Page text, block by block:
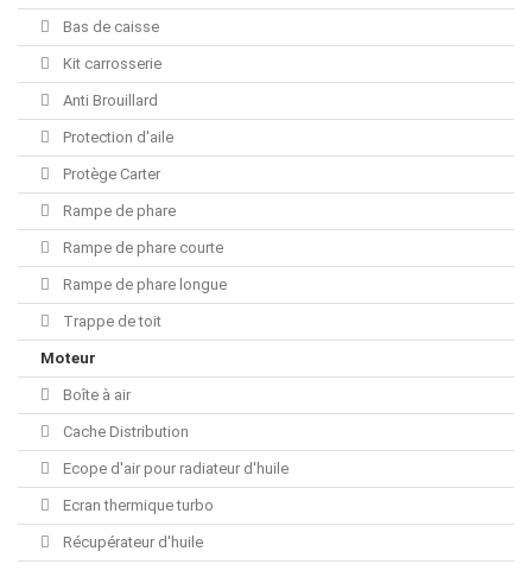
Bas de caisse
Kit carrosserie
Anti Brouillard
Protection d'aile
Protège Carter
Rampe de phare
Rampe de phare courte
Rampe de phare longue
Trappe de toit
Moteur
Boîte à air
Cache Distribution
Ecope d'air pour radiateur d'huile
Ecran thermique turbo
Récupérateur d'huile